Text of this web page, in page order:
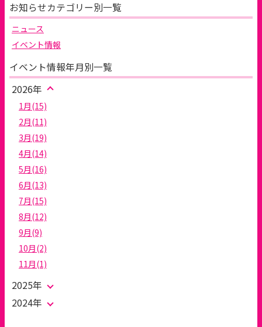
お知らせカテゴリー別一覧
ニュース
イベント情報
イベント情報年月別一覧
2026年
1月(15)
2月(11)
3月(19)
4月(14)
5月(16)
6月(13)
7月(15)
8月(12)
9月(9)
10月(2)
11月(1)
2025年
2024年